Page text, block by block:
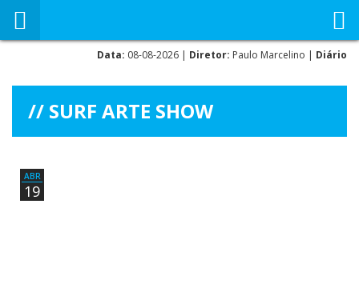
Data: 08-08-2026 | Diretor: Paulo Marcelino | Diário
SURF ARTE SHOW
ABR
19